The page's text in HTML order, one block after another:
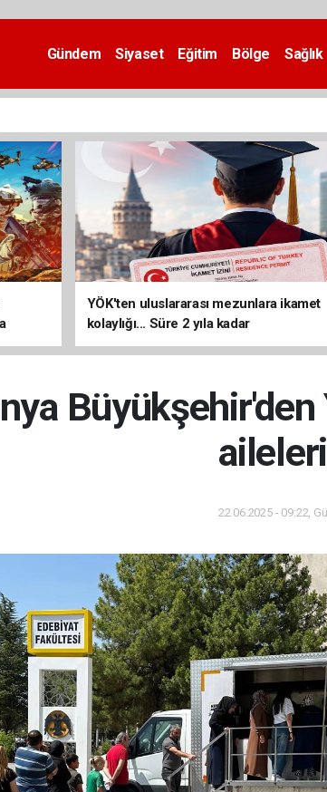
Gündem Siyaset Eğitim Bölge Sağlık
YÖK'ten uluslararası mezunlara ikamet
kolaylığı... Süre 2 yıla kadar
uzatılabilecek
22.06.2025 - 09:22,